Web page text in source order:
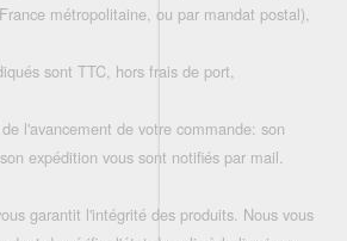
métropolitaine, ou par mandat postal),
sont TTC, hors frais de port,
l'avancement de votre commande: son
expédition vous sont notifiés par mail.
garantit l'intégrité des produits. Nous vous